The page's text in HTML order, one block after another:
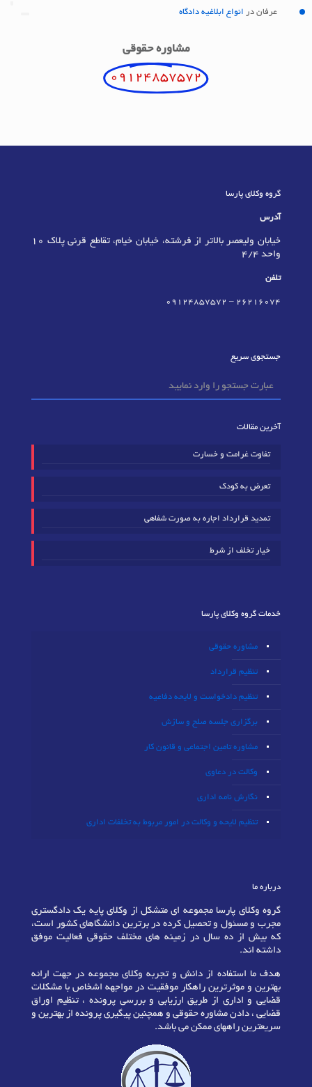
عرفان در انواع ابلاغیه دادگاه
مشاوره حقوقی
09124857572
گروه وکلای پارسا
آدرس
خیابان ولیعصر بالاتر از فرشته، خیابان خیام، تقاطع قرنی پلاک 10
واحد 4/4
تلفن
٢٦٢١٦٠٧٤ –
09124857572
جستجوی سریع
آخرین مقالات
تفاوت غرامت و خسارت
تعرض به کودک
تمدید قرارداد اجاره به صورت شفاهی
خیار تخلف از شرط
خدمات گروه وکلای پارسا
مشاوره حقوقی
تنظیم قرارداد
تنظیم دادخواست و لایحه دفاعیه
برگزاری جلسه صلح و سازش
مشاوره تامین اجتماعی و قانون کار
وکالت در دعاوی
نگارش نامه اداری
تنظیم لایحه و وکالت در امور مربوط به تخلفات اداری
درباره ما
گروه وکلای پارسا مجموعه ای متشکل از وکلای پایه یک دادگستری
مجرب و مسئول و تحصیل کرده در برترین دانشگاهای کشور است،
که بیش از ده سال در زمینه های مختلف حقوقی فعالیت موفق
داشته اند.
هدف ما استفاده از دانش و تجربه وکلای مجموعه در جهت ارائه
بهترین و موثرترین راهکار موفقیت در مواجهه اشخاص با مشکلات
قضایی و اداری از طریق ارزیابی و بررسی پرونده ، تنظیم اوراق
قضایی ، دادن مشاوره حقوقی و همچنین پیگیری پرونده از بهترین و
سریعترین راههای ممکن می باشد.